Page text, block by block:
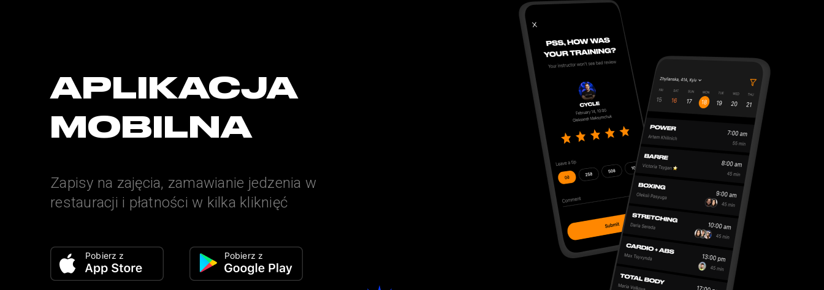
APLIKACJA
MOBILNA
Zapisy na zajęcia, zamawianie jedzenia w
restauracji i płatności w kilka kliknięć
Pobierz z Pobierz z